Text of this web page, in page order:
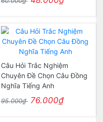
Câu Hỏi Trắc Nghiệm
Chuyên Đề Chọn Câu Đồng
Nghĩa Tiếng Anh
95.000₫ 76.000₫